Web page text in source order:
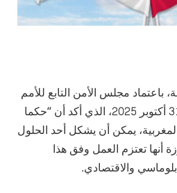
باعتماد مجلس الأمن التابع للأمم
المتحدة، القرار 2797 في 31 أكتوبر 2025، الذي أكد أن “حكما
يمكن أن يشكل أحد الحلول
أنها تعتزم العمل وفق هذا
والاقتصادي.